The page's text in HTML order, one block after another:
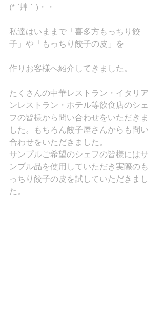
(* ´艸｀)・・
私達はいままで「喜多方もっちり餃
子」や「もっちり餃子の皮」を
作りお客様へ紹介してきました。
たくさんの中華レストラン・イタリア
ンレストラン・ホテル等飲食店のシェ
フの皆様から問い合わせをいただきま
した。もちろん餃子屋さんからも問い
合わせをいただきました。
サンプルご希望のシェフの皆様にはサ
ンプル品を使用していただき実際のも
っちり餃子の皮を試していただきまし
た。